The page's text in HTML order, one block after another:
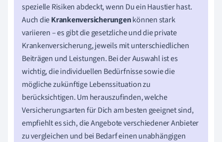
spezielle Risiken abdeckt, wenn Du ein Haustier hast.
Auch dieKrankenversicherungenkönnen stark
variieren – es gibt die gesetzliche und die private
Krankenversicherung, jeweils mit unterschiedlichen
Beiträgen und Leistungen. Bei der Auswahl ist es
wichtig, die individuellen Bedürfnisse sowie die
mögliche zukünftige Lebenssituation zu
berücksichtigen. Um herauszufinden, welche
Versicherungsarten für Dich am besten geeignet sind,
empfiehlt es sich, die Angebote verschiedener Anbieter
zu vergleichen und bei Bedarf einen unabhängigen